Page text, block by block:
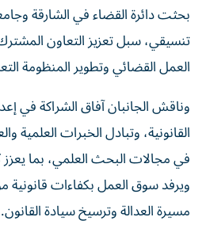
بحثت دائرة القضاء في الشارقة
تنسيقي، سبل تعزيز التعاون
العمل القضائي وتطوير المنظومة
وناقش الجانبان آفاق الشراكة في
القانونية، وتبادل الخبرات العلمية
في مجالات البحث العلمي، بما
ويرفد سوق العمل بكفاءات قانونية
مسيرة العدالة وترسيخ سيادة القانون.